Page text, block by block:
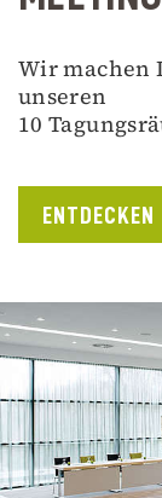
Wir machen
unseren
10
ENTDECKEN